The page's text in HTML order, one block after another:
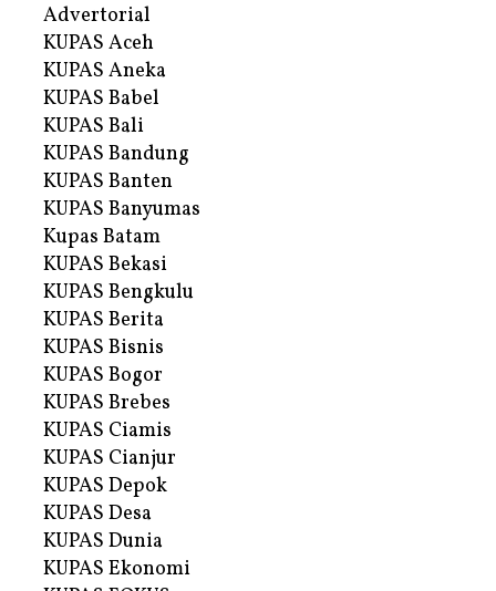
Advertorial
KUPAS Aceh
KUPAS Aneka
KUPAS Babel
KUPAS Bali
KUPAS Bandung
KUPAS Banten
KUPAS Banyumas
Kupas Batam
KUPAS Bekasi
KUPAS Bengkulu
KUPAS Berita
KUPAS Bisnis
KUPAS Bogor
KUPAS Brebes
KUPAS Ciamis
KUPAS Cianjur
KUPAS Depok
KUPAS Desa
KUPAS Dunia
KUPAS Ekonomi